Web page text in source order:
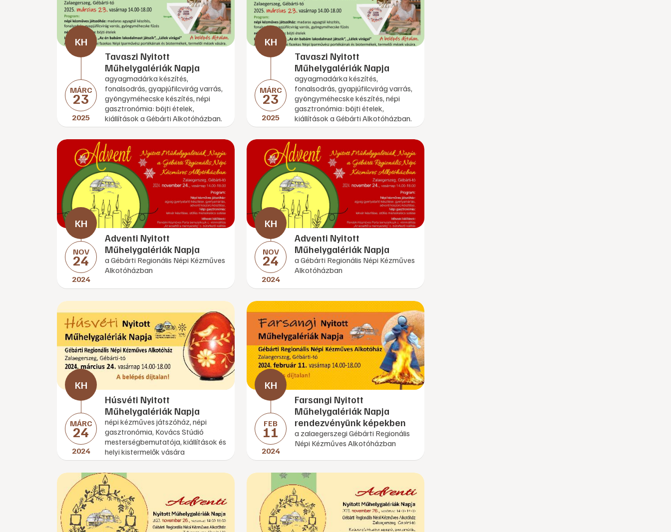
MÁRC
23
2025
Tavaszi Nyitott
Műhelygalériák Napja
agyagmadárka készítés,
fonalsodrás, gyapjúfilcvirág varrás,
gyöngyméhecske készítés, népi
gasztronómia: böjti ételek,
kiállítások a Gébárti Alkotóházban.
MÁRC
23
2025
Tavaszi Nyitott
Műhelygalériák Napja
agyagmadárka készítés,
fonalsodrás, gyapjúfilcvirág varrás,
gyöngyméhecske készítés, népi
gasztronómia: böjti ételek,
kiállítások a Gébárti Alkotóházban.
NOV
24
2024
Adventi Nyitott
Műhelygalériák Napja
a Gébárti Regionális Népi Kézműves
Alkotóházban
NOV
24
2024
Adventi Nyitott
Műhelygalériák Napja
a Gébárti Regionális Népi Kézműves
Alkotóházban
MÁRC
24
2024
Húsvéti Nyitott
Műhelygalériák Napja
népi kézműves játszóház, népi
gasztronómia, Kovács Stúdió
mesterségbemutatója, kiállítások és
helyi kistermelők vására
FEB
11
2024
Farsangi Nyitott
Műhelygalériák Napja
rendezvényünk képekben
a zalaegerszegi Gébárti Regionális
Népi Kézműves Alkotóházban